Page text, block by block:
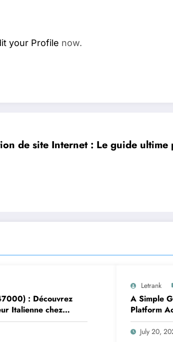
your Profile now.
de site Internet : Le guide
: Découvrez
Italienne chez
Brax
Letrank
A Simple
Platform
July 20,